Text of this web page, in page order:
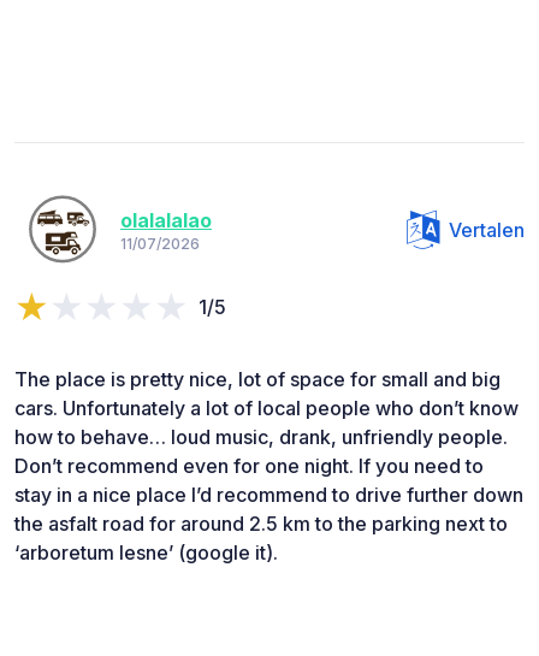
olalalalao
11/07/2026
Vertalen
1/5
The place is pretty nice, lot of space for small and big
cars. Unfortunately a lot of local people who don’t know
how to behave… loud music, drank, unfriendly people.
Don’t recommend even for one night. If you need to
stay in a nice place I’d recommend to drive further down
the asfalt road for around 2.5 km to the parking next to
‘arboretum lesne’ (google it).